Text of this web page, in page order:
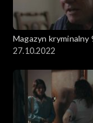
Magazyn kryminalny
27.10.2022